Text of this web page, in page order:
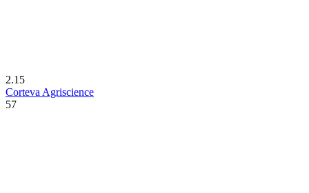
2.15
Corteva Agriscience
57